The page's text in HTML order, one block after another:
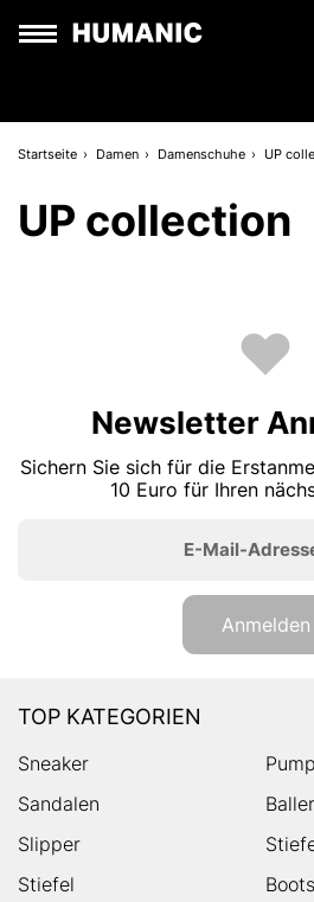
Startseite Damen Damenschuhe UP
UP collection
Newsletter
Sichern Sie sich für die
10 Euro für Ihren
E-Mail-
Anmelden
TOP KATEGORIEN
Sneaker
Sandalen
Slipper
Stiefel
Boots